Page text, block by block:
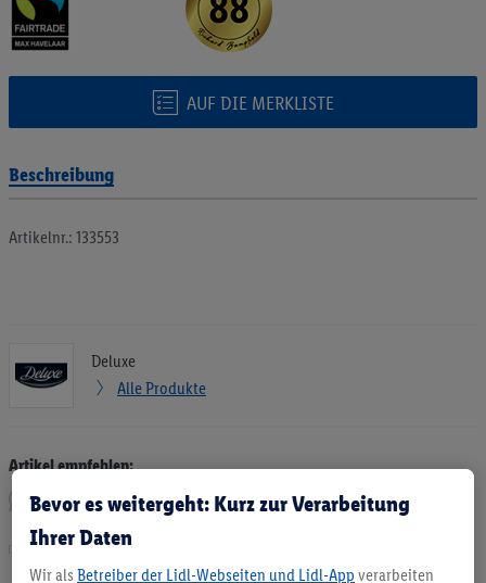
AUF DIE MERKLISTE
Beschreibung
Artikelnr.: 133553
Deluxe
Alle Produkte
Artikel empfehlen:
Drucken
Bevor es weitergeht: Kurz zur Verarbeitung
Ihrer Daten
Wir als Betreiber der Lidl-Webseiten und Lidl-App verarbeiten